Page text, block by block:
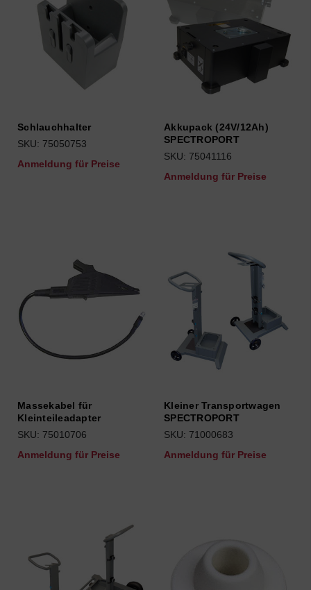
Schlauchhalter
SKU: 75050753
Anmeldung für Preise
Akkupack (24V/12Ah)
SPECTROPORT
SKU: 75041116
Anmeldung für Preise
Massekabel für
Kleinteileadapter
SKU: 75010706
Anmeldung für Preise
Kleiner Transportwagen
SPECTROPORT
SKU: 71000683
Anmeldung für Preise